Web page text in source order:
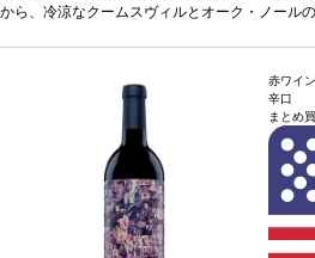
品質基準を満たすために畑で作業した結果、オ
ボイセンベリー、熟したエルダーベリー、チャ
むと、カシス、ブラックベリー、セイボリーな
イムを伴う。複雑でしっかりとした、熟した黒
続き、リコリス、黒胡椒、スターアニスのフィ
ベルネ・ソーヴィニヨン*本ヴィンテージが在
様の場合は自動的に次のヴィンテージに変更さ
から、冷涼なクームスヴィルとオーク・ノール
品質基準を満たすために畑で作業した結果、オ
りながら、伝統的なカベルネのワインを造る。
ルのはっきりとした縁に、濃いガーネットの色
ボイセンベリー、熟したエルダーベリー、チャ
むと、カシス、ブラックベリー、セイボリーな
イムを伴う。複雑でしっかりとした、熟した黒
続き、リコリス、黒胡椒、スターアニスのフィ
ベルネ・ソーヴィニヨン*本ヴィンテージが在
様の場合は自動的に次のヴィンテージに変更さ
赤ワイン
辛口
まとめ